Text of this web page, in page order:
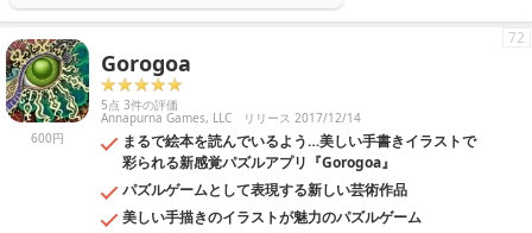
600円
Gorogoa
5点 3件の評価
Annapurna Games, LLC リリース 2017/12/14
まるで絵本を読んでいるよう…美しい手書きイラストで
彩られる新感覚パズルアプリ『Gorogoa』
パズルゲームとして表現する新しい芸術作品
美しい手描きのイラストが魅力のパズルゲーム
72